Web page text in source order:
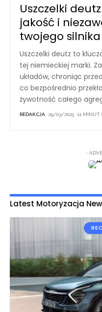
Uszczelki
jakość i
twojego silnika
Uszczelki deutz to
tej niemieckiej marki.
układów, chroniąc
co bezpośrednio
żywotność całego
REDAKCJA 29/03/2025 11 MINUT
-
Latest Motoryzacja